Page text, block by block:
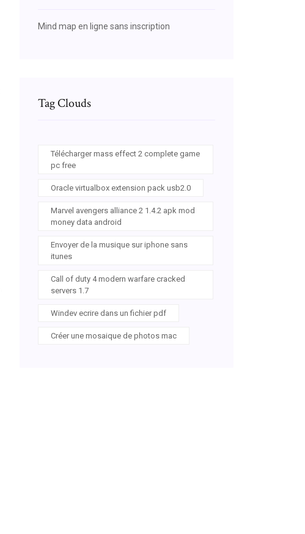
Mind map en ligne sans inscription
Tag Clouds
Télécharger mass effect 2 complete game
pc free
Oracle virtualbox extension pack usb2.0
Marvel avengers alliance 2 1.4.2 apk mod
money data android
Envoyer de la musique sur iphone sans
itunes
Call of duty 4 modern warfare cracked
servers 1.7
Windev ecrire dans un fichier pdf
Créer une mosaique de photos mac